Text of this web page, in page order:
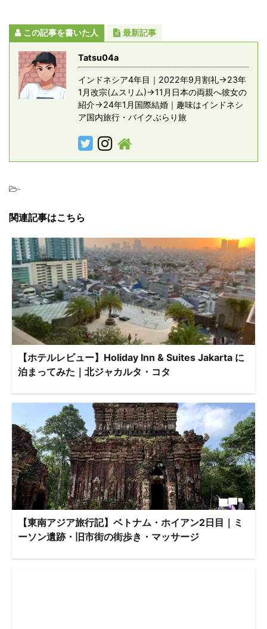
この記事を書いた人 最新記事
Tatsu04a
インドネシア4年目｜2022年9月割礼→23年
1月改宗(ムスリム)→11月日本の両親へ彼女の
紹介→24年1月国際結婚｜趣味はインドネシ
ア国内旅行・バイクぶらり旅
-
関連記事はこちら
【ホテルレビュー】Holiday Inn & Suites Jakarta に
泊まってみた｜北ジャカルタ・コタ
【東南アジア旅行記】ベトナム・ホイアン2日目｜ミ
ーソン遺跡・旧市街の街歩き・マッサージ